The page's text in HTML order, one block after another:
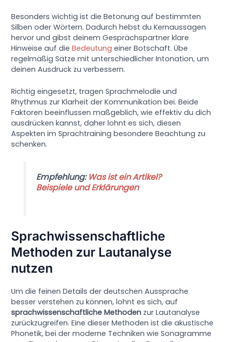
Besonders wichtig ist die Betonung auf bestimmten
Silben oder Wörtern. Dadurch hebst du Kernaussagen
hervor und gibst deinem Gesprächspartner klare
Hinweise auf dieBedeutung einer Botschaft. Übe
regelmäßig Sätze mit unterschiedlicher Intonation, um
deinen Ausdruck zu verbessern.
Richtig eingesetzt, tragen Sprachmelodie und
Rhythmus zur Klarheit der Kommunikation bei. Beide
Faktoren beeinflussen maßgeblich, wie effektiv du dich
ausdrücken kannst, daher lohnt es sich, diesen
Aspekten im Sprachtraining besondere Beachtung zu
schenken.
Empfehlung:Was ist ein Artikel?
Beispiele und Erklärungen
Sprachwissenschaftliche
Methoden zur Lautanalyse
nutzen
Um die feinen Details der deutschen Aussprache
besser verstehen zu können, lohnt es sich, auf
sprachwissenschaftliche Methoden zur Lautanalyse
zurückzugreifen. Eine dieser Methoden ist die akustische
Phonetik, bei der moderne Techniken wie Sonagramme